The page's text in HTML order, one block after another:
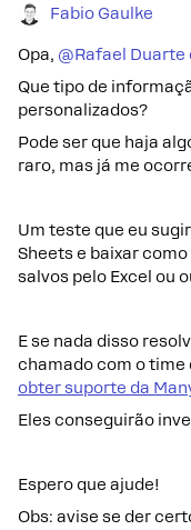
Fabio Gaulke
Opa, ​ @Rafael Duarte
Que tipo de
personalizados?
Pode ser que haja
raro, mas já me
Um teste que eu
Sheets e baixar
salvos pelo Excel ou
E se nada disso
chamado com o time
obter suporte da
Eles conseguirão
Espero que ajude!
Obs: avise se der